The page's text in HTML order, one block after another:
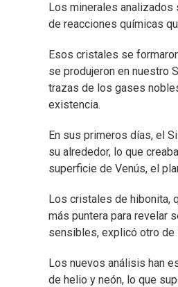
Los minerales
de reacciones químicas
Esos cristales se
se produjeron en nuestro
trazas de los gases
existencia.
En sus primeros días, el
su alrededor, lo que
superficie de Venús, el
Los cristales de hibonita,
más puntera para revelar
sensibles, explicó otro
Los nuevos análisis han
de helio y neón, lo que